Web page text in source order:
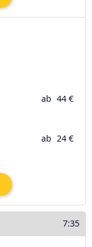
ab 44 €
ab 24 €
7:35